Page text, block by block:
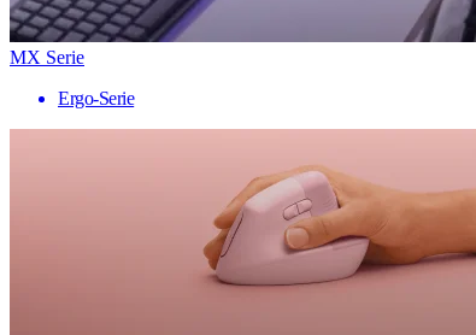
MX Serie
Ergo-Serie